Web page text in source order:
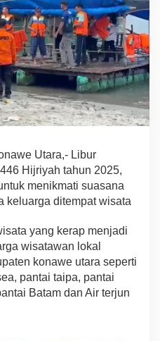
Utara,- Libur
Hijriyah tahun 2025,
menikmati suasana
keluarga ditempat wisata
yang kerap menjadi
wisatawan lokal
konawe utara seperti
pantai taipa, pantai
Batam dan Air terjun